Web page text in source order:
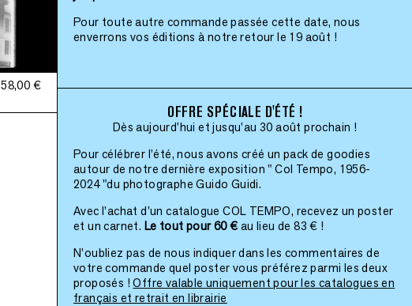
58,00 €
Pour toute autre commande passée cette date, nous
enverrons vos éditions à notre retour le 19 août !
OFFRE SPÉCIALE D'ÉTÉ !
Dès aujourd'hui et jusqu'au 30 août prochain !
Pour célébrer l’été, nous avons créé un pack de goodies
autour de notre dernière exposition " Col Tempo, 1956-
2024 "du photographe Guido Guidi.
Avec l’achat d’un catalogue COL TEMPO, recevez un poster
et un carnet. Le tout pour 60 € au lieu de 83 € !
N’oubliez pas de nous indiquer dans les commentaires de
votre commande quel poster vous préférez parmi les deux
proposés !Offre valable uniquement pour les catalogues en
français et retrait en librairie